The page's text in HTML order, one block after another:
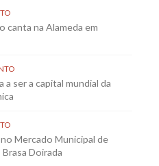
canta na Alameda em
ser a capital mundial da
Mercado Municipal de
Doirada